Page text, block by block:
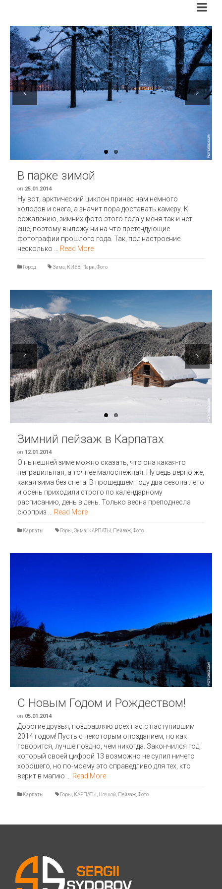
Previous
В парке зимой
on 25.01.2014
Ну вот, арктический циклон принес нам немного
холодов и снега, а значит пора доставать камеру. К
сожалению, зимних фото этого года у меня так и нет
еще, поэтому выложу ни на что претендующие
фотографии прошлого года. Так, под настроение
несколько … Read More
Город Зима КИЕВ Парк Фото
Previous Next
Зимний пейзаж в Карпатах
on 12.01.2014
О нынешней зиме можно сказать, что она какая-то
неправильная, а точнее малоснежная. Ну ведь верно же,
какая зима без снега. В прошедшем году два сезона лето
и осень приходили строго по календарному
расписанию, день в день. Только весна преподнесла
сюрприз … Read More
Карпаты Горы Зима КАРПАТЫ Пейзаж Фото
С Новым Годом и Рождеством!
on 05.01.2014
Дорогие друзья, поздравляю всех нас с наступившим
2014 годом! Пусть с некоторым опозданием, но как
говорится, лучше поздно, чем никогда. Закончился год,
который своей цифрой 13 возможно не сулил ничего
хорошего, но по-моему это справедливо для тех, кто
верит в магию … Read More
Карпаты Горы КАРПАТЫ Ночной Пейзаж Фото